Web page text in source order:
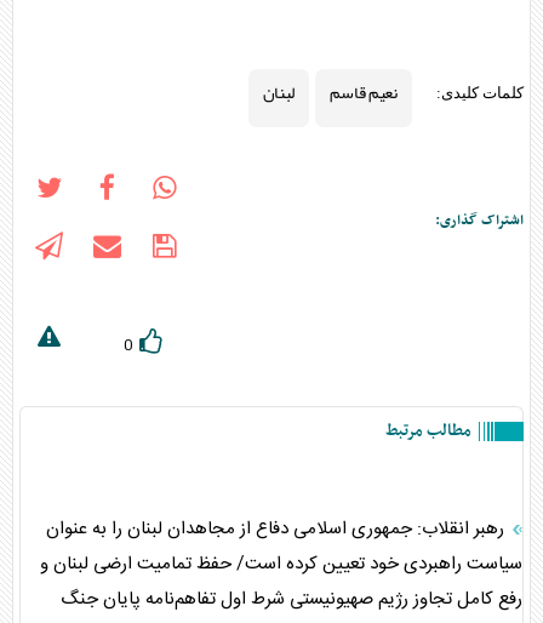
کلمات کلیدی: نعیم قاسم لبنان
اشتراک گذاری:
0
مطالب مرتبط
رهبر انقلاب: جمهوری اسلامی دفاع از مجاهدان لبنان را به عنوان
سیاست راهبردی خود تعیین کرده است/ حفظ تمامیت ارضی لبنان و
رفع کامل تجاوز رژیم صهیونیستی شرط اول تفاهم‌نامه پایان جنگ